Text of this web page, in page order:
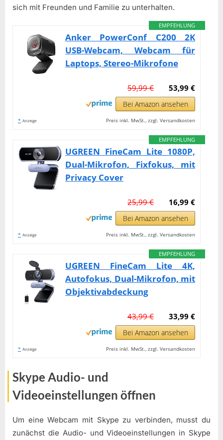
sich mit Freunden und Familie zu unterhalten.
EMPFEHLUNG
Anker PowerConf C200 2K
USB-Webcam, Webcam für
Laptops, Stereo-Mikrofone
53,99 €
59,99 €
Bei Amazon ansehen
* Anzeige Preis inkl. MwSt., zzgl. Versandkosten
EMPFEHLUNG
UGREEN FineCam Lite 1080P,
Dual-Mikrofon, Fixfokus, mit
Privacy Cover
16,99 €
25,99 €
Bei Amazon ansehen
* Anzeige Preis inkl. MwSt., zzgl. Versandkosten
EMPFEHLUNG
UGREEN FineCam Lite 4K,
Autofokus, Dual-Mikrofon, mit
Objektivabdeckung
33,99 €
43,99 €
Bei Amazon ansehen
* Anzeige Preis inkl. MwSt., zzgl. Versandkosten
Skype Audio- und
Videoeinstellungen öffnen
Um eine Webcam mit Skype zu verbinden, musst du
zunächst die Audio- und Videoeinstellungen in Skype